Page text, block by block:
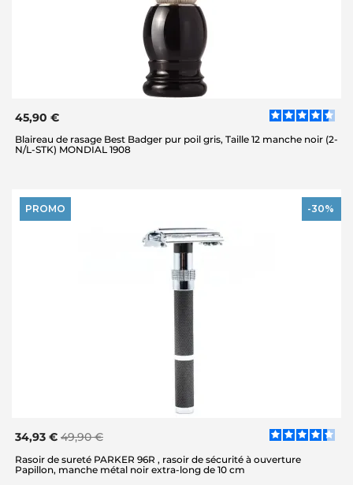
45,90 €
Blaireau de rasage Best Badger pur poil gris, Taille 12 manche noir (2-
N/L-STK) MONDIAL 1908
PROMO -30%
34,93 € 49,90 €
Rasoir de sureté PARKER 96R , rasoir de sécurité à ouverture
Papillon, manche métal noir extra-long de 10 cm